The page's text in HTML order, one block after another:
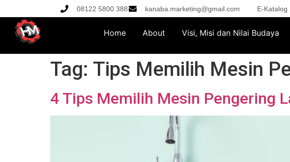
08122 5800 388 kanaba.marketing@gmail.com E-Katalog
Home About Visi, Misi dan Nilai Budaya
Tag: Tips Memilih Mesin
4 Tips Memilih Mesin Pengering